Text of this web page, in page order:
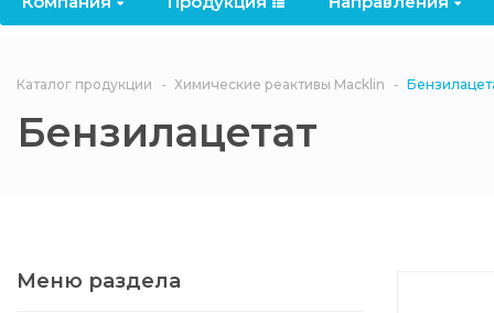
Лицензии
Документы
Филиалы
3ASenrise
Отвердители
Акции
Политика
конфиденциальности
Каталог продукции Химические реактивы Macklin
Бензилацетат
Меню раздела